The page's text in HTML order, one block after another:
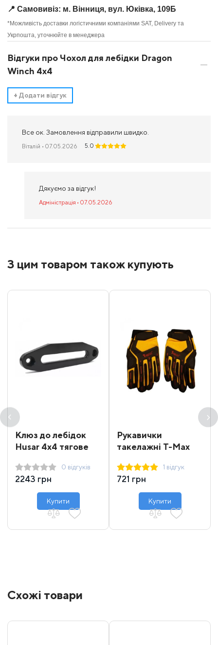
📍 Самовивіз: м. Вінниця, вул. Юківка, 109Б
*Можливість доставки логістичними компаніями SAT, Delivery та
Укрпошта, уточнюйте в менеджера
Відгуки про Чохол для лебідки Dragon
Winch 4x4
+ Додати відгук
Все ок. Замовлення відправили швидко.
Віталій • 07.05.2026 5.0
Дякуємо за відгук!
Адміністрація • 07.05.2026
З цим товаром також купують
Клюз до лебідок
Husar 4x4 тягове
12000 lbs
0 відгуків
2243 грн
Купити
Рукавички
такелажні T-Max
1 відгук
721 грн
Купити
Схожі товари